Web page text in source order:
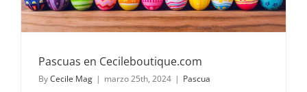
Pascuas en Cecileboutique.com
ByCecile Mag | marzo 25th, 2024 | Pascua